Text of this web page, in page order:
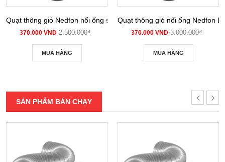
Quạt thông gió Nedfon nối ống siêu âm DPT 10-12B
370.000 VND 2.500.000₫
MUA HÀNG
Quạt thông gió nối ống Nedfon
370.000 VND 3.000.000₫
MUA HÀNG
SẢN PHẨM BÁN CHẠY